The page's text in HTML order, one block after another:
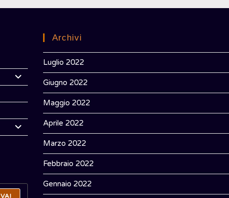
VAI
Archivi
Luglio 2022
Giugno 2022
Maggio 2022
Aprile 2022
Marzo 2022
Febbraio 2022
Gennaio 2022